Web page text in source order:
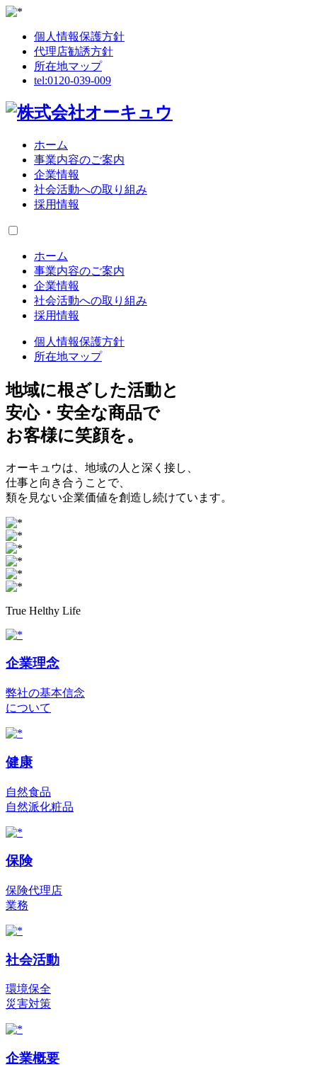
個人情報保護方針
代理店勧誘方針
所在地マップ
tel:0120-039-009
ホーム
事業内容のご案内
企業情報
社会活動への取り組み
採用情報
ホーム
事業内容のご案内
企業情報
社会活動への取り組み
採用情報
個人情報保護方針
所在地マップ
地域に根ざした活動と
安心・安全な商品で
お客様に笑顔を。
オーキュウは、地域の人と深く接し、
仕事と向き合うことで、
類を見ない企業価値を創造し続けています。
True Helthy Life
企業理念
弊社の基本信念
について
健康
自然食品
自然派化粧品
保険
保険代理店
業務
社会活動
環境保全
災害対策
企業概要